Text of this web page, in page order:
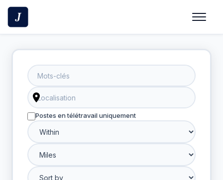
Skip
content
Postes en télétravail uniquement